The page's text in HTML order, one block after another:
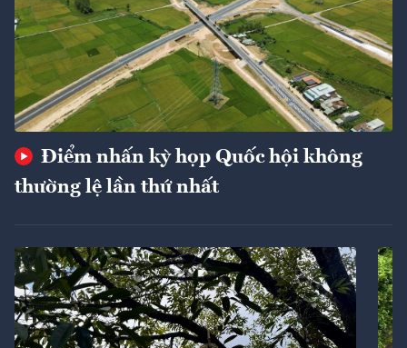
Điểm nhấn kỳ họp Quốc hội không
thường lệ lần thứ nhất